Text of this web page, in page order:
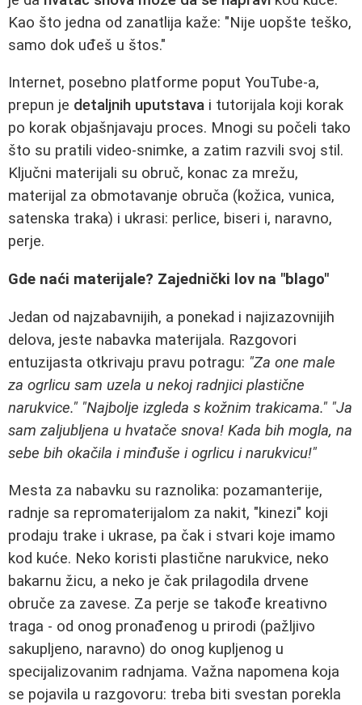
Kao što jedna od zanatlija kaže: "Nije uopšte teško,
samo dok uđeš u štos."
Internet, posebno platforme poput YouTube-a,
prepun je detaljnih uputstava i tutorijala koji korak
po korak objašnjavaju proces. Mnogi su počeli tako
što su pratili video-snimke, a zatim razvili svoj stil.
Ključni materijali su obruč, konac za mrežu,
materijal za obmotavanje obruča (kožica, vunica,
satenska traka) i ukrasi: perlice, biseri i, naravno,
perje.
Gde naći materijale? Zajednički lov na "blago"
Jedan od najzabavnijih, a ponekad i najizazovnijih
delova, jeste nabavka materijala. Razgovori
entuzijasta otkrivaju pravu potragu: "Za one male
za ogrlicu sam uzela u nekoj radnjici plastične
narukvice." "Najbolje izgleda s kožnim trakicama." "Ja
sam zaljubljena u hvatače snova! Kada bih mogla, na
sebe bih okačila i minđuše i ogrlicu i narukvicu!"
Mesta za nabavku su raznolika: pozamanterije,
radnje sa repromaterijalom za nakit, "kinezi" koji
prodaju trake i ukrase, pa čak i stvari koje imamo
kod kuće. Neko koristi plastične narukvice, neko
bakarnu žicu, a neko je čak prilagodila drvene
obruče za zavese. Za perje se takođe kreativno
traga - od onog pronađenog u prirodi (pažljivo
sakupljeno, naravno) do onog kupljenog u
specijalizovanim radnjama. Važna napomena koja
se pojavila u razgovoru: treba biti svestan porekla